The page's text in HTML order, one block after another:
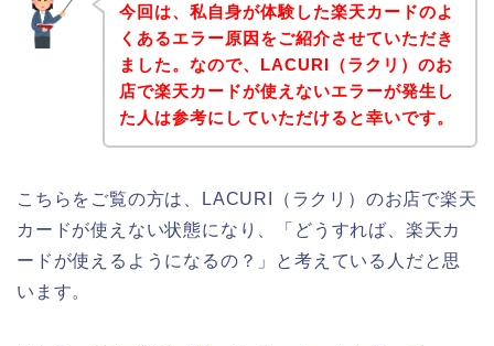
今回は、私自身が体験した楽天カードのよ
くあるエラー原因をご紹介させていただき
ました。なので、LACURI（ラクリ）のお
店で楽天カードが使えないエラーが発生し
た人は参考にしていただけると幸いです。
こちらをご覧の方は、LACURI（ラクリ）のお店で楽天
カードが使えない状態になり、「どうすれば、楽天カ
ードが使えるようになるの？」と考えている人だと思
います。